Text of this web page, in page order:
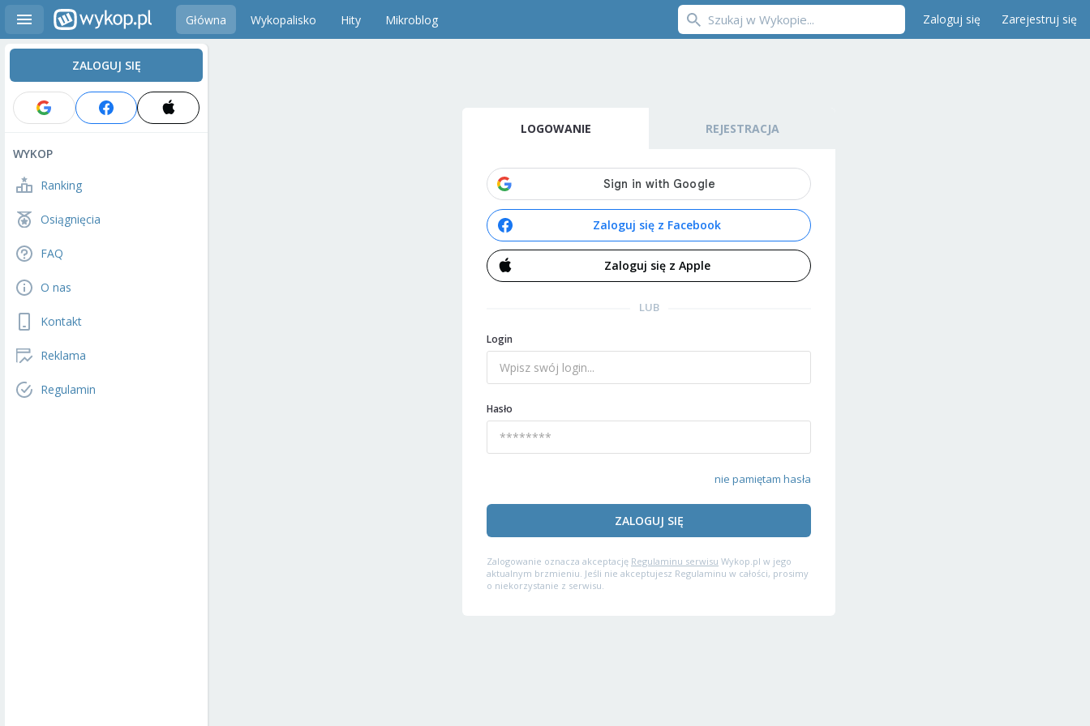
Główna Wykopalisko Hity Mikroblog Zaloguj się Zarejestruj się
ZALOGUJ SIĘ
WYKOP
Ranking
Osiągnięcia
FAQ
O nas
Kontakt
Reklama
Regulamin
LOGOWANIE REJESTRACJA
Zaloguj się z Facebook
Zaloguj się z Apple
LUB
Login
Hasło
nie pamiętam hasła
ZALOGUJ SIĘ
Zalogowanie oznacza akceptację Regulaminu serwisu Wykop.pl w jego
aktualnym brzmieniu. Jeśli nie akceptujesz Regulaminu w całości, prosimy
o niekorzystanie z serwisu.